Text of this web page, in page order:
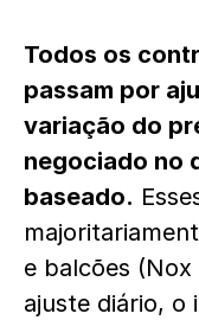
Todos os
passam por
variação do
negociado no
baseado.
e balcões (Nox
ajuste diário, o